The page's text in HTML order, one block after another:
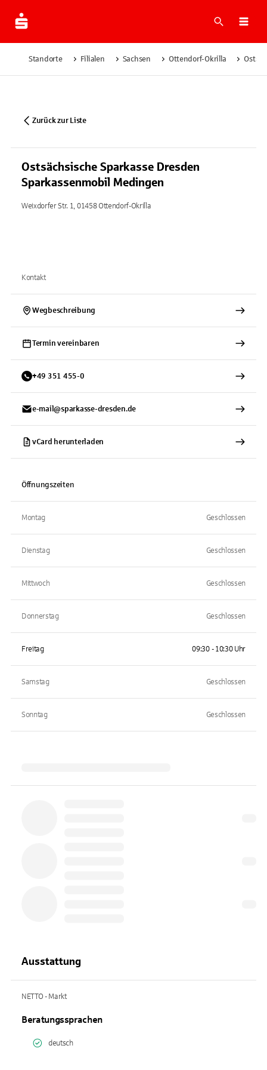
Suche
Standorte Filialen Sachsen Ottendorf-Okrilla
Zurück zur Liste
Ostsächsische Sparkasse Dresden
Sparkassenmobil Medingen
Weixdorfer Str. 1, 01458 Ottendorf-Okrilla
Kontakt
Wegbeschreibung
Termin vereinbaren
+49 351 455-0
e-mail@sparkasse-dresden.de
vCard herunterladen
Öffnungszeiten
Montag Geschlossen
Dienstag Geschlossen
Mittwoch Geschlossen
Donnerstag Geschlossen
Freitag 09:30 - 10:30 Uhr
Samstag Geschlossen
Sonntag Geschlossen
Ausstattung
NETTO - Markt
Beratungssprachen
deutsch